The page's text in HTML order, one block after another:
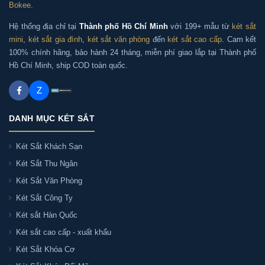
Bokee.
Hệ thống địa chỉ tại Thành phố Hồ Chí Minhvới 199+ mẫu từ két sắt
mini, két sắt gia đình, két sắt văn phòng đến két sắt cao cấp. Cam kết
100% chính hãng, bảo hành 24 tháng, miễn phí giao lắp tại Thành phố
Hồ Chí Minh, ship COD toàn quốc.
Z
DANH MỤC KÉT SẮT
Két Sắt Khách Sạn
Két Sắt Thu Ngân
Két Sắt Văn Phòng
Két Sắt Công Ty
Két sắt Hàn Quốc
Két sắt cao cấp - xuất khẩu
Két Sắt Khóa Cơ